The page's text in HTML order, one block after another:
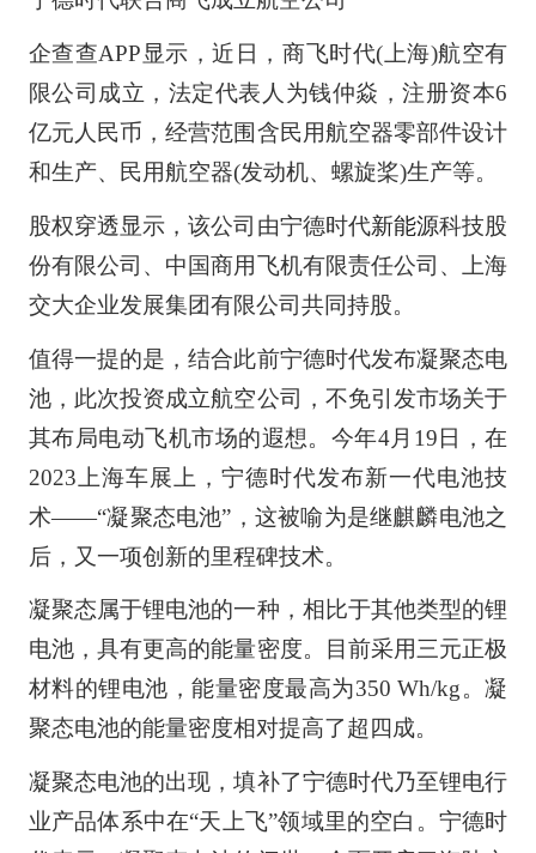
企查查APP显示，近日，商飞时代(上海)航空有
限公司成立，法定代表人为钱仲焱，注册资本6
亿元人民币，经营范围含民用航空器零部件设计
和生产、民用航空器(发动机、螺旋桨)生产等。
股权穿透显示，该公司由宁德时代新能源科技股
份有限公司、中国商用飞机有限责任公司、上海
交大企业发展集团有限公司共同持股。
值得一提的是，结合此前宁德时代发布凝聚态电
池，此次投资成立航空公司，不免引发市场关于
其布局电动飞机市场的遐想。今年4月19日，在
2023上海车展上，宁德时代发布新一代电池技
术——“凝聚态电池”，这被喻为是继麒麟电池之
后，又一项创新的里程碑技术。
凝聚态属于锂电池的一种，相比于其他类型的锂
电池，具有更高的能量密度。目前采用三元正极
材料的锂电池，能量密度最高为350 Wh/kg。凝
聚态电池的能量密度相对提高了超四成。
凝聚态电池的出现，填补了宁德时代乃至锂电行
业产品体系中在“天上飞”领域里的空白。宁德时